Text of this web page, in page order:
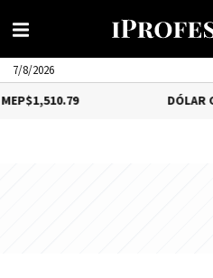
7/8/2026
$1,559.41